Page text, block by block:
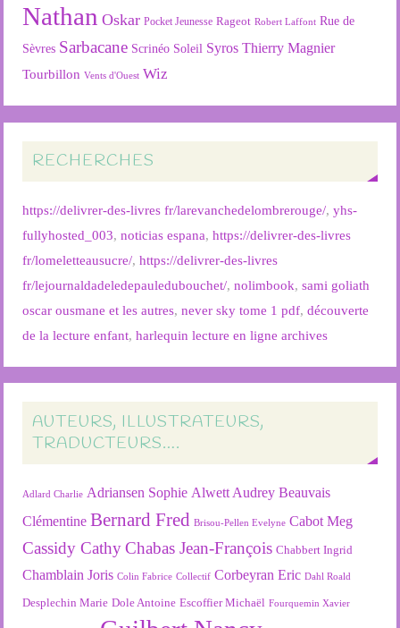
Nathan Oskar Pocket Jeunesse Rageot Robert Laffont Rue de
Sèvres Sarbacane Scrinéo Soleil Syros Thierry Magnier
Tourbillon Vents d'Ouest Wiz
RECHERCHES
https://delivrer-des-livres fr/larevanchedelombrerouge/,yhs-
fullyhosted_003,noticias espana,https://delivrer-des-livres
fr/lomeletteausucre/,https://delivrer-des-livres
fr/lejournaldadeledepauledubouchet/,nolimbook,sami goliath
oscar ousmane et les autres,never sky tome 1 pdf,découverte
de la lecture enfant,harlequin lecture en ligne archives
AUTEURS, ILLUSTRATEURS,
TRADUCTEURS….
Adlard Charlie Adriansen Sophie Alwett Audrey Beauvais
Clémentine Bernard Fred Brisou-Pellen Evelyne Cabot Meg
Cassidy Cathy Chabas Jean-François Chabbert Ingrid
Chamblain Joris Colin Fabrice Collectif Corbeyran Eric Dahl Roald
Desplechin Marie Dole Antoine Escoffier Michaël Fourquemin Xavier